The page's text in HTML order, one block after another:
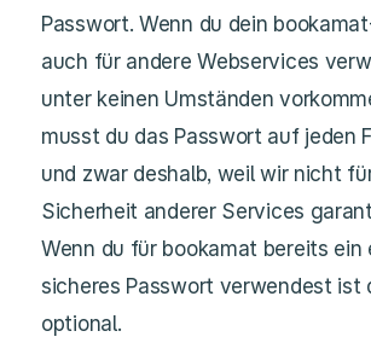
Passwort. Wenn du dein
auch für andere Webservices
unter keinen Umständen
musst du das Passwort auf jeden
und zwar deshalb, weil wir nicht
Sicherheit anderer Services
Wenn du für bookamat bereits ein
sicheres Passwort verwendest ist
optional.